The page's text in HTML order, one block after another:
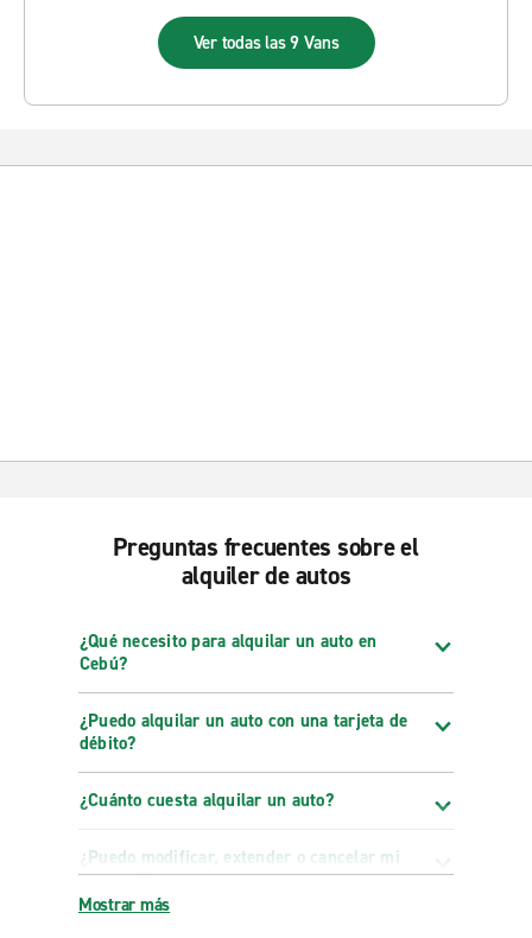
Ver todas las 9 Vans
Preguntas frecuentes sobre el
alquiler de autos
¿Qué necesito para alquilar un auto en
Cebú?
¿Puedo alquilar un auto con una tarjeta de
débito?
¿Cuánto cuesta alquilar un auto?
¿Puedo modificar, extender o cancelar mi
reserva?
Mostrar más